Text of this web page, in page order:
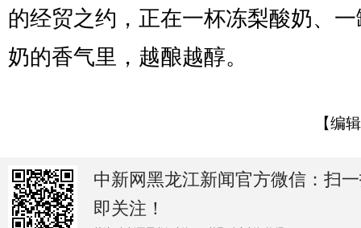
的经贸之约，正在一杯冻梨酸奶、
奶的香气里，越酿越醇。
【编
中新网黑龙江新闻官方微信：扫
即关注！